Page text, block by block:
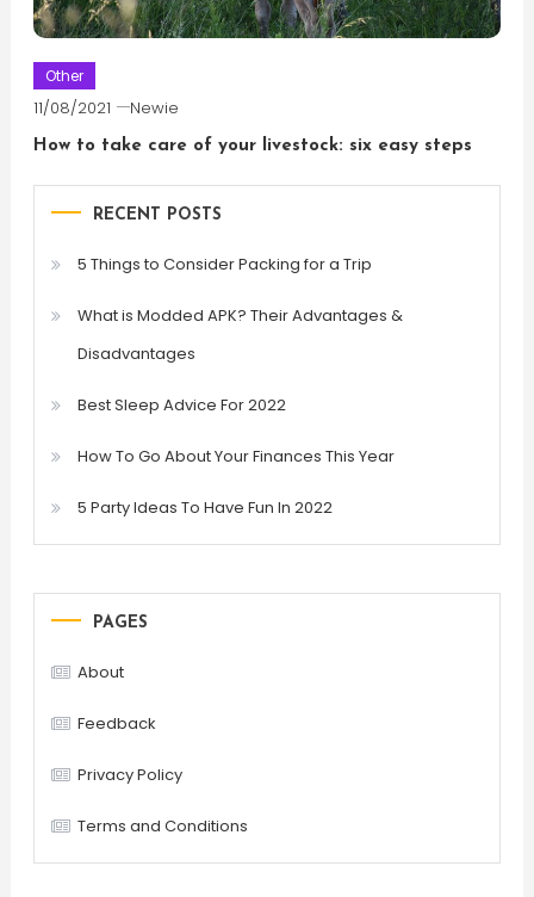
Other
11/08/2021 Newie
How to take care of your livestock: six easy steps
RECENT POSTS
5 Things to Consider Packing for a Trip
What is Modded APK? Their Advantages &
Disadvantages
Best Sleep Advice For 2022
How To Go About Your Finances This Year
5 Party Ideas To Have Fun In 2022
PAGES
About
Feedback
Privacy Policy
Terms and Conditions